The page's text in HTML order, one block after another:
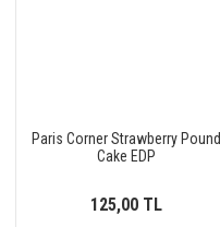
Paris Corner Strawberry Pound
Cake EDP
125,00 TL